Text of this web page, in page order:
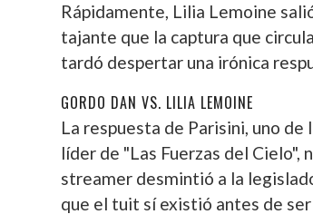
Rápidamente, Lilia Lemoine
tajante que la captura que
tardó despertar una irónica
GORDO DAN VS. LILIA LEMOINE
La respuesta de Parisini, uno
líder de "Las Fuerzas del Cielo",
streamer desmintió a la
que el tuit sí existió antes de